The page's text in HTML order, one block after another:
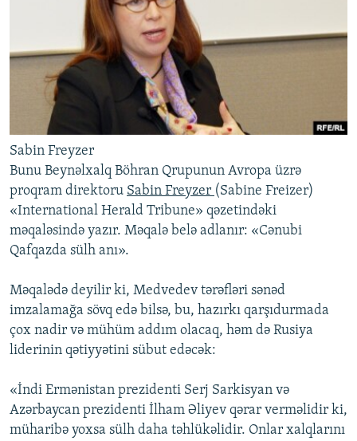
Sabin Freyzer
Bunu Beynəlxalq Böhran Qrupunun Avropa üzrə
proqram direktoru Sabin Freyzer (Sabine Freizer)
«International Herald Tribune» qəzetindəki
məqaləsində yazır. Məqalə belə adlanır: «Cənubi
Qafqazda sülh anı».
Məqalədə deyilir ki, Medvedev tərəfləri sənəd
imzalamağa sövq edə bilsə, bu, hazırkı qarşıdurmada
çox nadir və mühüm addım olacaq, həm də Rusiya
liderinin qətiyyətini sübut edəcək:
«İndi Ermənistan prezidenti Serj Sarkisyan və
Azərbaycan prezidenti İlham Əliyev qərar verməlidir ki,
müharibə yoxsa sülh daha təhlükəlidir. Onlar xalqlarını